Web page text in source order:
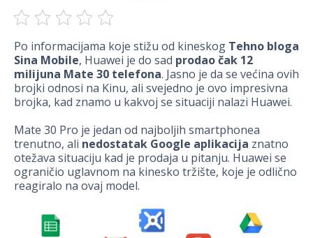
Po informacijama koje stižu od kineskog Tehno bloga
Sina Mobile, Huawei je do sad prodao čak 12
milijuna Mate 30 telefona. Jasno je da se većina ovih
brojki odnosi na Kinu, ali svejedno je ovo impresivna
brojka, kad znamo u kakvoj se situaciji nalazi Huawei.
Mate 30 Pro je jedan od najboljih smartphonea
trenutno, ali nedostatak Google aplikacija znatno
otežava situaciju kad je prodaja u pitanju. Huawei se
ograničio uglavnom na kinesko tržište, koje je odlično
reagiralo na ovaj model.